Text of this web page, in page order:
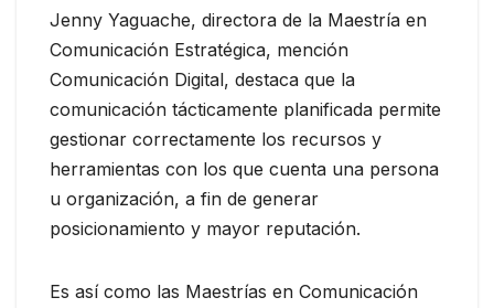
Jenny Yaguache, directora de la Maestría en
Comunicación Estratégica, mención
Comunicación Digital, destaca que la
comunicación tácticamente planificada permite
gestionar correctamente los recursos y
herramientas con los que cuenta una persona
u organización, a fin de generar
posicionamiento y mayor reputación.
Es así como las Maestrías en Comunicación